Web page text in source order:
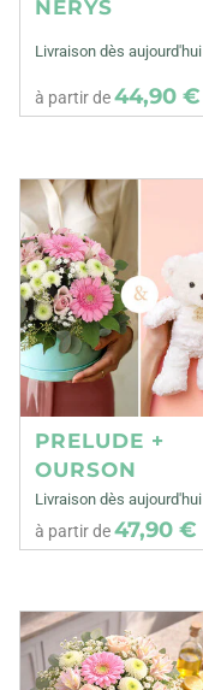
NERYS
Livraison dès aujourd'hui
à partir de44,90 €
PRELUDE +
OURSON
Livraison dès aujourd'hui
à partir de47,90 €